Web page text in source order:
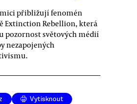
přibližují fenomén
Extinction Rebellion, která
pozornost světových médií
nezapojených
Vytisknout